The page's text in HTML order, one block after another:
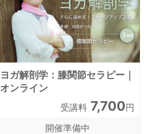
ヨガ解剖学：膝関節セラピー｜
オンライン
受講料 7,700円
開催準備中